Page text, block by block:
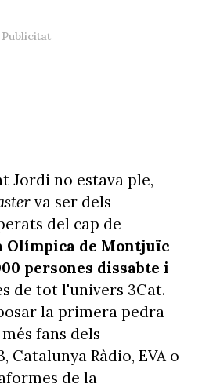
Jordi no estava ple,
va ser dels
del cap de
Olímpica de Montjuïc
persones dissabte i
de tot l'univers 3Cat.
la primera pedra
fans dels
Catalunya Ràdio, EVA o
de la